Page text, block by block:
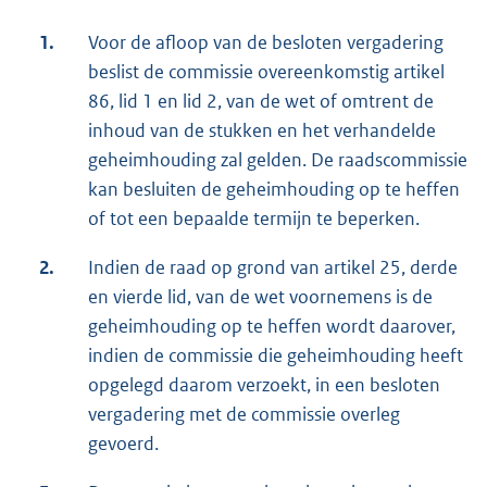
1.
Voor de afloop van de besloten vergadering
beslist de commissie overeenkomstig artikel
86, lid 1 en lid 2, van de wet of omtrent de
inhoud van de stukken en het verhandelde
geheimhouding zal gelden. De raadscommissie
kan besluiten de geheimhouding op te heffen
of tot een bepaalde termijn te beperken.
2.
Indien de raad op grond van artikel 25, derde
en vierde lid, van de wet voornemens is de
geheimhouding op te heffen wordt daarover,
indien de commissie die geheimhouding heeft
opgelegd daarom verzoekt, in een besloten
vergadering met de commissie overleg
gevoerd.